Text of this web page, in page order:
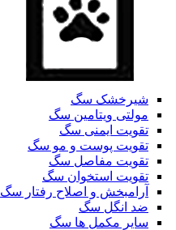
شیرخشک سگ
مولتی ویتامین سگ
تقویت ایمنی سگ
تقویت پوست و مو سگ
تقویت مفاصل سگ
تقویت استخوان سگ
آرامبخش و اصلاح رفتار سگ
ضد انگل سگ
سایر مکمل ها سگ